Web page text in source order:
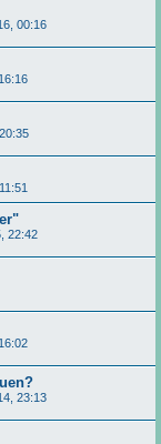
00:16
22:42
23:13